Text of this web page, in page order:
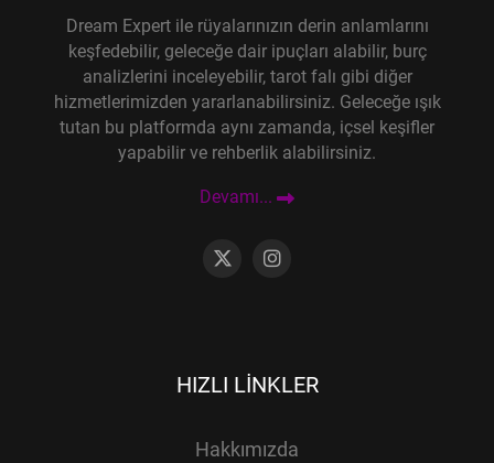
Dream Expert ile rüyalarınızın derin anlamlarını
keşfedebilir, geleceğe dair ipuçları alabilir, burç
analizlerini inceleyebilir, tarot falı gibi diğer
hizmetlerimizden yararlanabilirsiniz. Geleceğe ışık
tutan bu platformda aynı zamanda, içsel keşifler
yapabilir ve rehberlik alabilirsiniz.
Devamı...
HIZLI LINKLER
Hakkımızda